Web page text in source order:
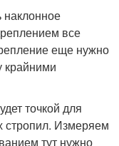
все
еще нужно
крайними
точкой для
стропил. Измеряем
тут нужно